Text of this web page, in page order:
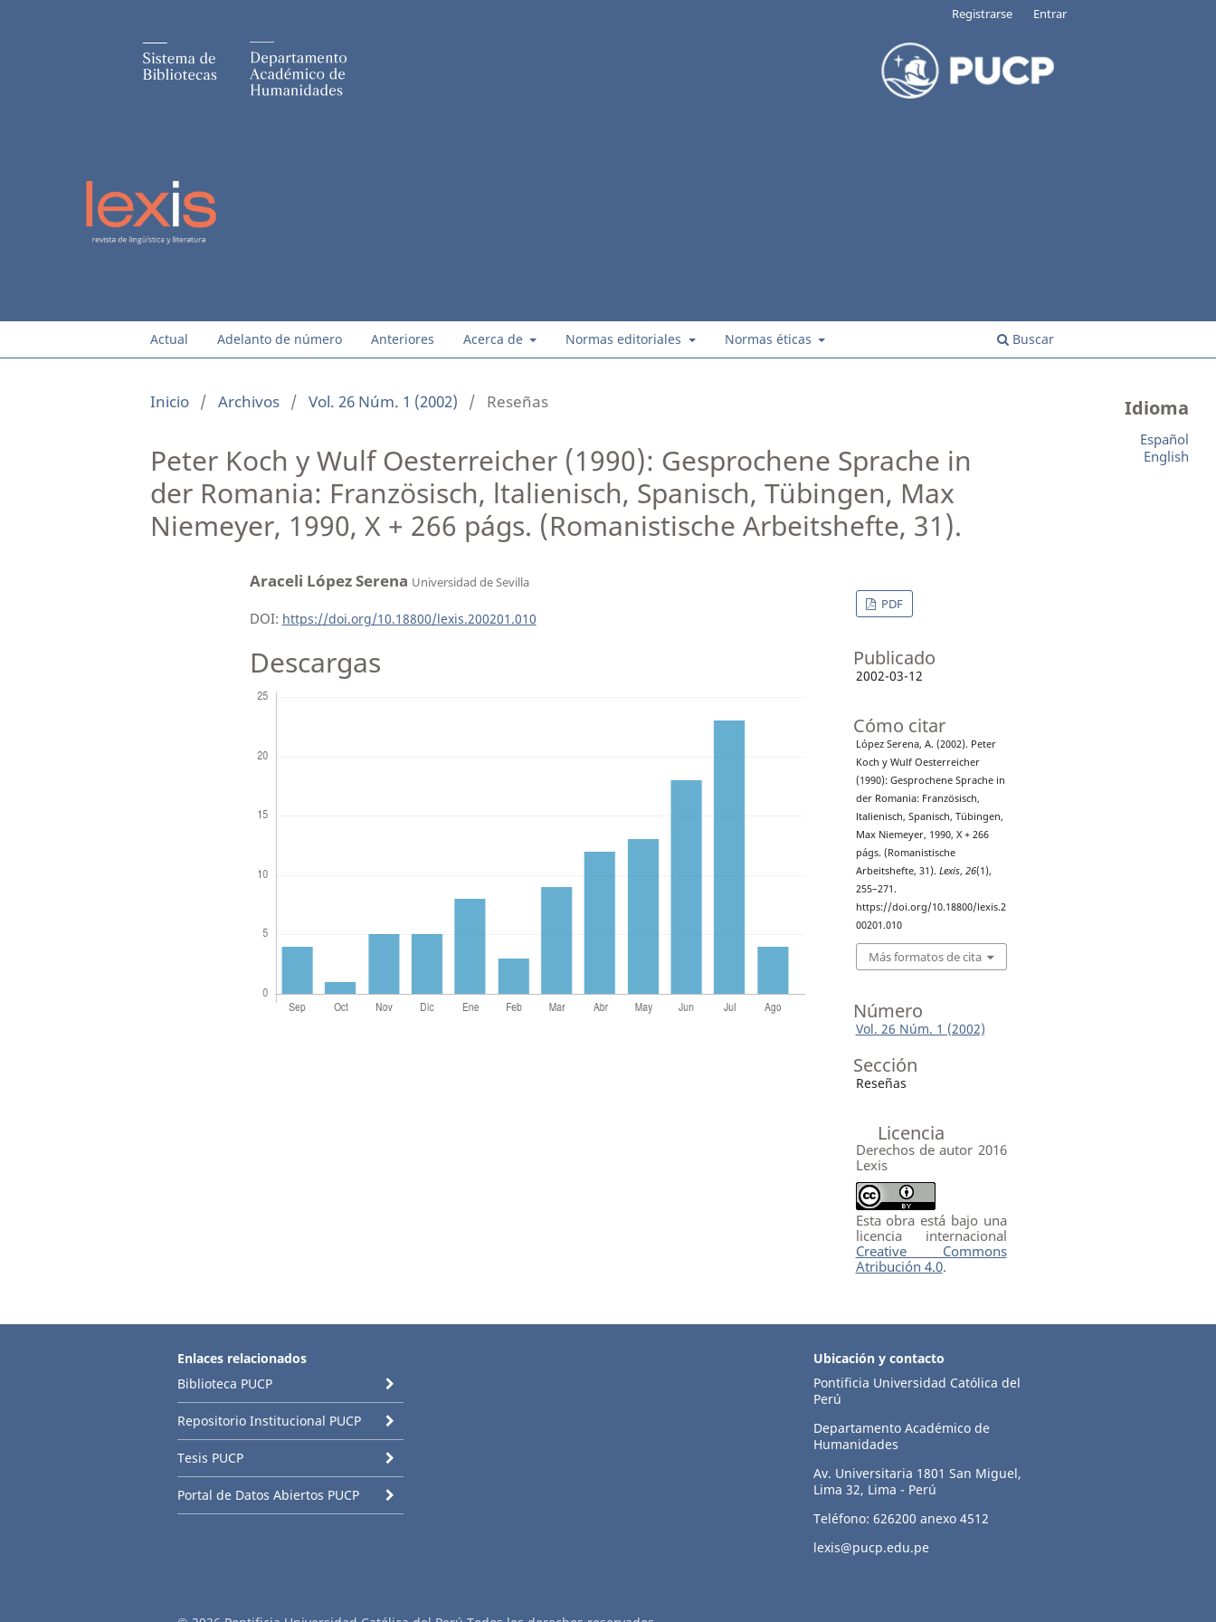
Actual Adelanto de número Anteriores Acerca de Normas editoriales Normas éticas Buscar
Registrarse Entrar
Inicio / Archivos / Vol. 26 Núm. 1 (2002) / Reseñas
Peter Koch y Wulf Oesterreicher (1990): Gesprochene Sprache in
der Romania: Französisch, ltalienisch, Spanisch, Tübingen, Max
Niemeyer, 1990, X + 266 págs. (Romanistische Arbeitshefte, 31).
Araceli López Serena Universidad de Sevilla
DOI: https://doi.org/10.18800/lexis.200201.010
Descargas
PDF
Publicado
2002-03-12
Cómo citar
López Serena, A. (2002). Peter
Koch y Wulf Oesterreicher
(1990): Gesprochene Sprache in
der Romania: Französisch,
ltalienisch, Spanisch, Tübingen,
Max Niemeyer, 1990, X + 266
págs. (Romanistische
Arbeitshefte, 31). Lexis, 26(1),
255–271.
https://doi.org/10.18800/lexis.2
00201.010
Más formatos de cita
Número
Vol. 26 Núm. 1 (2002)
Sección
Reseñas
Licencia
Derechos de autor 2016
Lexis
Esta obra está bajo una
licencia internacional
Creative Commons
Atribución 4.0.
Idioma
Español
English
Enlaces relacionados
Biblioteca PUCP
Repositorio Institucional PUCP
Tesis PUCP
Portal de Datos Abiertos PUCP
Ubicación y contacto
Pontificia Universidad Católica del
Perú
Departamento Académico de
Humanidades
Av. Universitaria 1801 San Miguel,
Lima 32, Lima - Perú
Teléfono: 626200 anexo 4512
lexis@pucp.edu.pe